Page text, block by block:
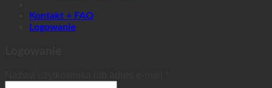
Kontakt + FAQ
Logowanie